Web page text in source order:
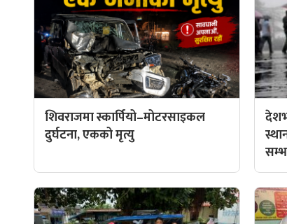
शिवराजमा स्कार्पियो–मोटरसाइकल
दुर्घटना, एकको मृत्यु